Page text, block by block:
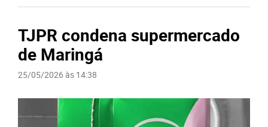
TJPR condena supermercado
de Maringá
25/05/2026 às 14:38